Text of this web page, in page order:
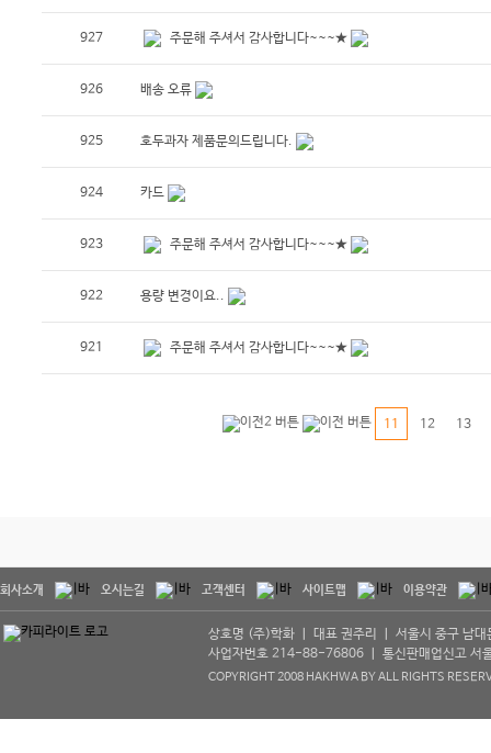
927 주문해 주셔서 감사합니다~~~★
926 배송 오류
925 호두과자 제품문의드립니다.
924 카드
923 주문해 주셔서 감사합니다~~~★
922 용량 변경이요..
921 주문해 주셔서 감사합니다~~~★
11 12 13
회사소개 오시는길 고객센터 사이트맵 이용약관
상호명 (주)학화 ㅣ 대표 권주리 ㅣ 서울시 중구
사업자번호 214-88-76806 ㅣ 통신판매업신고
COPYRIGHT 2008 HAKHWA BY ALL RIGHTS